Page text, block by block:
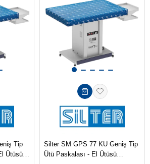
Tip
Ütüsü
Silter SM GPS 77 KU Geniş Tip
Ütü Paskalası - El Ütüsü